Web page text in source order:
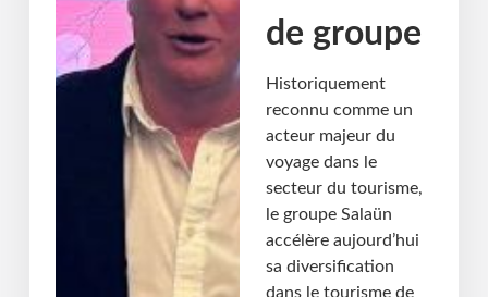
de groupe
Historiquement
reconnu comme un
acteur majeur du
voyage dans le
secteur du tourisme,
le groupe Salaün
accélère aujourd’hui
sa diversification
dans le tourisme de